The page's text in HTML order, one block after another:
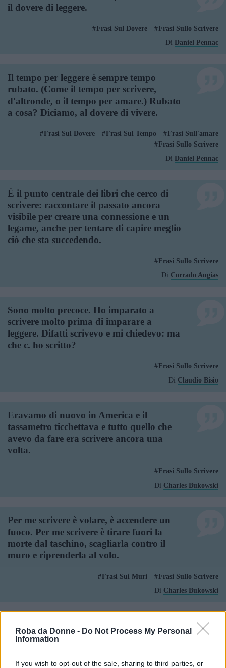
Roba da Donne - Do Not Process My Personal
Information
If you wish to opt-out of the sale, sharing to third parties, or
il dovere di leggere.
Frasi Sul Dovere
Frasi Sullo Scrivere
Di Daniel Pennac
Il tempo per leggere è sempre tempo
rubato. (Come il tempo per scrivere,
d'altronde, o il tempo per amare.) Rubato
a cosa? Diciamo, al dovere di vivere.
Frasi Sul Dovere Frasi Sul Tempo
Frasi Sull'amare
Frasi Sullo Scrivere
Di Daniel Pennac
È il punto centrale dei libri che cerco di
scrivere: raccontare il passato ancora
visibile per creare una connessione e un
legame, anche per tentare di capire meglio
ciò che sta succedendo.
Frasi Sullo Scrivere
Di Corrado Augias
Sono molto precoce. Ho imparato a
scrivere molto prima di imparare a
leggere. Difatti scrivevo e mi chiedevo: ma
che c. ho scritto?
Frasi Sullo Scrivere
Di Claudio Bisio
Eravamo di nuovo in America e il
tassametro ticchettava e tutto quello che
avevo da fare era scrivere ancora una
volta.
Frasi Sullo Scrivere
Di Charles Bukowski
Per me scrivere è volare, è accendere un
fuoco. Per me scrivere è tirare fuori la
morte dal taschino, scagliarla contro il
muro e riprenderla al volo.
Frasi Sui Muri
Frasi Sullo Scrivere
Di Charles Bukowski
La verità profonda, per fare qualunque
cosa, per scrivere, per dipingere, sta nella
semplicità.